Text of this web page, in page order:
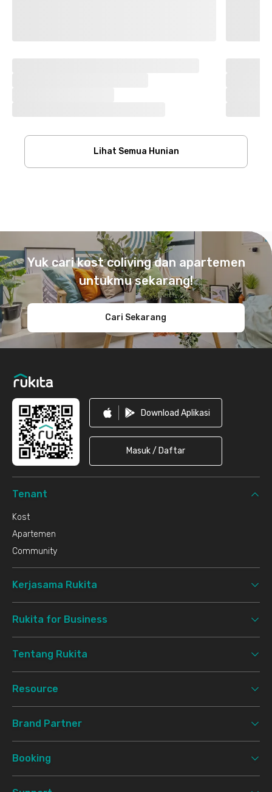
Lihat Semua Hunian
Yuk cari kost coliving dan apartemen
untukmu sekarang!
Cari Sekarang
Download Aplikasi
Masuk / Daftar
Tenant
Kost
Apartemen
Community
Kerjasama Rukita
Rukita for Business
Tentang Rukita
Resource
Brand Partner
Booking